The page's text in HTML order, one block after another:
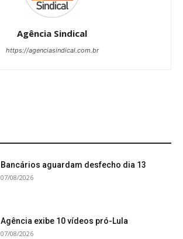
Agência Sindical
https://agenciasindical.com.br
Bancários aguardam desfecho dia 13
07/08/2026
Agência exibe 10 vídeos pró-Lula
07/08/2026